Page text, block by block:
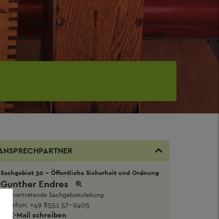
Sachgebiet 30 - Öffentliche Sicherheit und Ordnung
Gunther Endres
Stellvertretende Sachgebietsleitung
Telefon: +49 8551 57-2405
E-Mail schreiben